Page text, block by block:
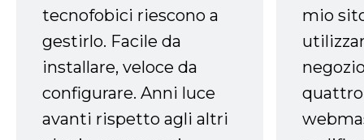
tecnofobici riescono a
gestirlo. Facile da
installare, veloce da
configurare. Anni luce
avanti rispetto agli altri
mio